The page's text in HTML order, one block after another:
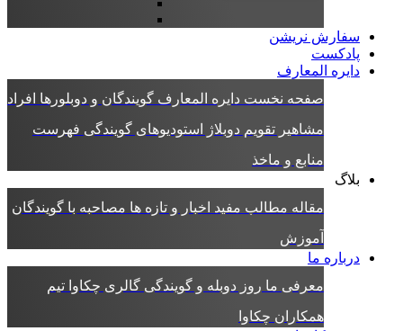
سفارش نریشن
پادکست
دایره المعارف
صفحه نخست دایره المعارف گویندگان و دوبلورها افراد
مشاهیر تقویم دوبلاژ استودیوهای گویندگی فهرست
منابع و ماخذ
بلاگ
مقاله مطالب مفید اخبار و تازه ها مصاحبه با گویندگان
آموزش
درباره ما
معرفی ما روز دوبله و گویندگی گالری چکاوا تیم
همکاران چکاوا